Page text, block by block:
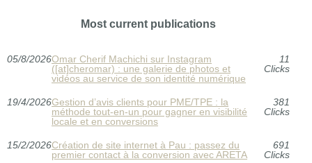
Most current publications
05/8/2026Omar Cherif Machichi sur Instagram
([at]cheromar) : une galerie de photos et
vidéos au service de son identité numérique
11
Clicks
19/4/2026Gestion d’avis clients pour PME/TPE : la
méthode tout-en-un pour gagner en visibilité
locale et en conversions
381
Clicks
15/2/2026Création de site internet à Pau : passez du
premier contact à la conversion avec ARETA
691
Clicks